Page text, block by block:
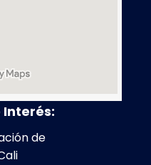
Interés:
de